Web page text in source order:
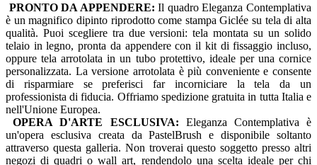
PRONTO DA APPENDERE:Il quadro Eleganza Contemplativa
è un magnifico dipinto riprodotto come stampa Giclée su tela di alta
qualità. Puoi scegliere tra due versioni: tela montata su un solido
telaio in legno, pronta da appendere con il kit di fissaggio incluso,
oppure tela arrotolata in un tubo protettivo, ideale per una cornice
personalizzata. La versione arrotolata è più conveniente e consente
di risparmiare se preferisci far incorniciare la tela da un
professionista di fiducia. Offriamo spedizione gratuita in tutta Italia e
nell'Unione Europea.
OPERA D'ARTE ESCLUSIVA: Eleganza Contemplativa è
un'opera esclusiva creata da PastelBrush e disponibile soltanto
attraverso questa galleria. Non troverai questo soggetto presso altri
negozi di quadri o wall art, rendendolo una scelta ideale per chi